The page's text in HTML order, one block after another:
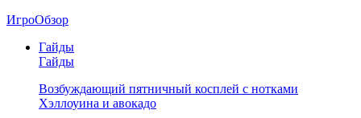
ИгроОбзор
Гайды
Гайды
Возбуждающий пятничный косплей с нотками
Хэллоуина и авокадо